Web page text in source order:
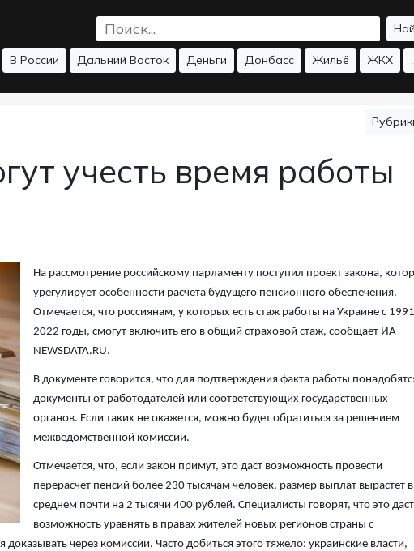
В России Дальний Восток Деньги Донбасс Жильё ЖКХ
учесть время работы
На рассмотрение российскому парламенту поступил проект закона,
урегулирует особенности расчета будущего пенсионного обеспечения.
Отмечается, что россиянам, у которых есть стаж работы на Украине с
2022 годы, смогут включить его в общий страховой стаж, сообщает ИА
NEWSDATA.RU.
В документе говорится, что для подтверждения факта работы
документы от работодателей или соответствующих государственных
органов. Если таких не окажется, можно будет обратиться за решением
межведомственной комиссии.
Отмечается, что, если закон примут, это даст возможность провести
перерасчет пенсий более 230 тысячам человек, размер выплат вырастет в
среднем почти на 2 тысячи 400 рублей. Специалисты говорят, что это даст
возможность уравнять в правах жителей новых регионов страны с
через комиссии. Часто добиться этого тяжело: украинские власти,